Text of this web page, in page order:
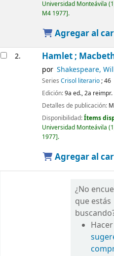
Universidad Monteávila
M4 1977 .
Agregar al
2. Hamlet ;
por Shakespeare,
Series Crisol literario; 46
Edición:9a ed., 2a reimpr.
Detalles de publicación:
Disponibilidad:Ítems
Universidad Monteávila
1977 .
Agregar al
¿No
que estás